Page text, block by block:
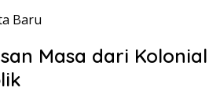
Masa dari Kolonial